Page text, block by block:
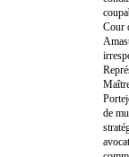
Cour
de